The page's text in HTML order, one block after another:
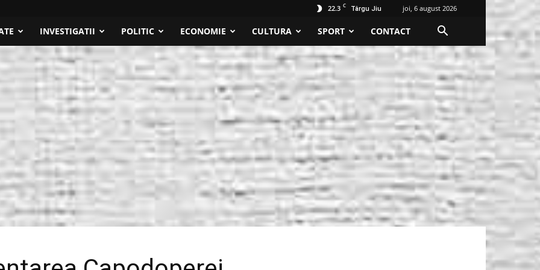
22.3 C Târgu Jiu joi, 6 august 2026
INVESTIGATII POLITIC ECONOMIE CULTURA SPORT CONTACT